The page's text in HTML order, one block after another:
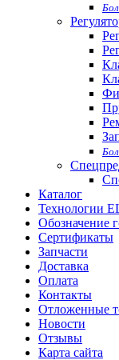
Каталог
Технологии
Обозначение
Сертификаты
Запчасти
Доставка
Оплата
Контакты
Отложенные
Новости
Отзывы
Карта сайта